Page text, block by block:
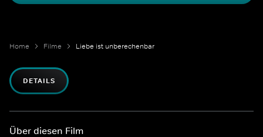
Home Filme Liebe ist unberechenbar
DETAILS
Über diesen Film